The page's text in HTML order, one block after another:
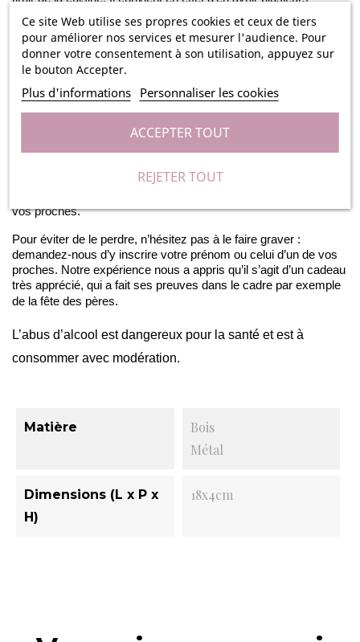
Ce site Web utilise ses propres cookies et ceux de tiers
pour améliorer nos services et mesurer l'audience. Pour
donner votre consentement à son utilisation, appuyez sur
le bouton Accepter.
Plus d'informations Personnaliser les cookies
REJETER TOUT
ACCEPTER TOUT
célèbre et intemporel décapsuleur.
Il vous permettra d’ouvrir sans le moindre effort vos bouteilles
de bière notamment. D’une surface plane, cet objet ne prend
vraiment pas de place et permet d’être rangé n’importe où.
Cependant, quand il est égaré et qu’il faut ouvrir une bouteille
est constitué d’une partie en métal lui conférant une robustesse
côté naturel et tendance et qui plaira au plus grand nombre.
vos proches.
Pour éviter de le perdre, n’hésitez pas à le faire graver :
demandez-nous d’y inscrire votre prénom ou celui d’un de vos
proches. Notre expérience nous a appris qu’il s’agit d’un cadeau
très apprécié, qui a fait ses preuves dans le cadre par exemple
de la fête des pères.
L’abus d’alcool est dangereux pour la santé et est à
consommer avec modération.
Matière
Bois
Métal
Dimensions (L x P x
H)
18x4cm